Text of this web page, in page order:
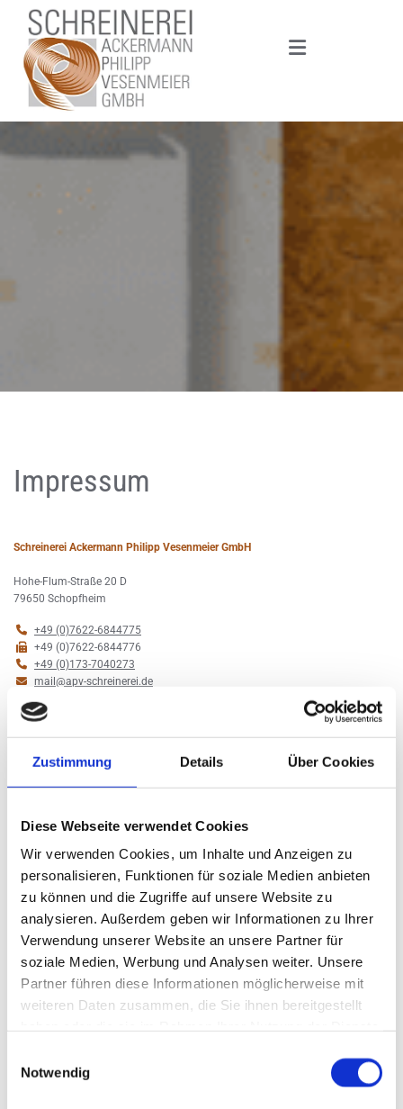
Zustimmung Details Über Cookies
Diese Webseite verwendet Cookies
Wir verwenden Cookies, um Inhalte und Anzeigen zu
personalisieren, Funktionen für soziale Medien anbieten
zu können und die Zugriffe auf unsere Website zu
analysieren. Außerdem geben wir Informationen zu Ihrer
Verwendung unserer Website an unsere Partner für
soziale Medien, Werbung und Analysen weiter. Unsere
Partner führen diese Informationen möglicherweise mit
weiteren Daten zusammen, die Sie ihnen bereitgestellt
Notwendig
Zum Inhalt springen
Impressum
Schreinerei Ackermann Philipp Vesenmeier GmbH
Ho­he-Flum-Stra­ße 20 D
79650 Schopf­heim
 +49 (0)7622-6844775
 +49 (0)7622-6844776
 +49 (0)173-7040273
 mail@​apv-​schreinerei.​de
Geschäftsführer / Inhaber:
Ste­fan Acker­mann
Ha­rald Ve­sen­mei­er
DE235757382
Handelsregister:
Beilegung von Streitigkeiten
Die EU hat ein On­line-Ver­fah­ren zur Bei­le­gung von Strei­tig­kei­ten zwi­schen Un­
https://​ec.​eu­ro­pa.​eu/​con­su­mers/​odr/